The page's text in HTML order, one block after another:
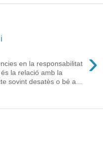
›
en la responsabilitat
la relació amb la
sovint desatès o bé a...